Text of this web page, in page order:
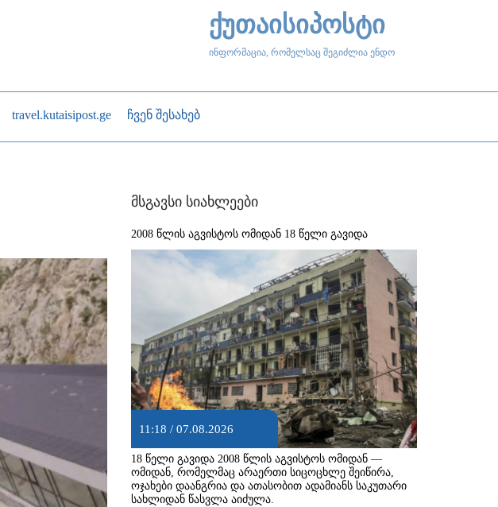
ქუთაისიპოსტი
ინფორმაცია, რომელსაც შეგიძლია ენდო
travel.kutaisipost.ge ჩვენ შესახებ
მსგავსი სიახლეები
2008 წლის აგვისტოს ომიდან 18 წელი გავიდა
11:18 / 07.08.2026
18 წელი გავიდა 2008 წლის აგვისტოს ომიდან —
ომიდან, რომელმაც არაერთი სიცოცხლე შეიწირა,
ოჯახები დაანგრია და ათასობით ადამიანს საკუთარი
სახლიდან წასვლა აიძულა.